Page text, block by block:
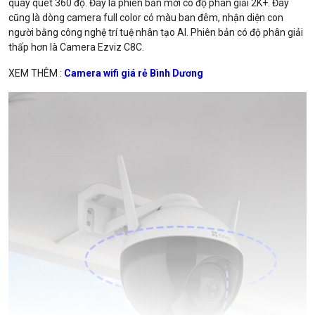
quay quét 360 độ. Đây là phiên bản mới có độ phân giải 2K+. Đây
cũng là dòng camera full color có màu ban đêm, nhận diện con
người bằng công nghệ trí tuệ nhân tạo AI. Phiên bản có độ phân giải
thấp hơn là Camera Ezviz C8C.
XEM THÊM : Camera wifi giá rẻ Bình Dương